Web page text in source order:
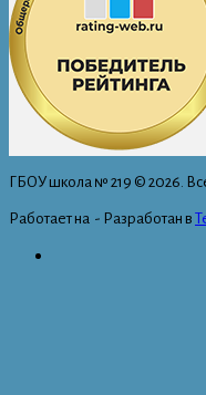
ГБОУ школа № 219 © 2026.
Работает на - Разработан в